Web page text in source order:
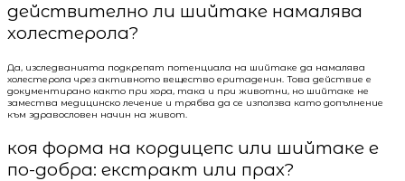
действително ли шийтаке намалява
холестерола?
Да, изследванията подкрепят потенциала на шийтаке да намалява
холестерола чрез активното вещество еритаденин. Това действие е
документирано както при хора, така и при животни, но шийтаке не
замества медицинско лечение и трябва да се използва като допълнение
към здравословен начин на живот.
коя форма на кордицепс или шийтаке е
по-добра: екстракт или прах?